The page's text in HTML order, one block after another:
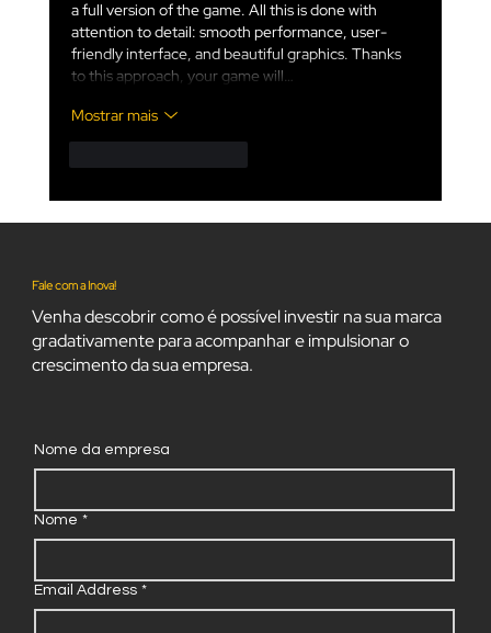
a full version of the game. All this is done with
attention to detail: smooth performance, user-
friendly interface, and beautiful graphics. Thanks
to this approach, your game will…
Mostrar mais
Fale com a Inova!
Venha descobrir como é possível investir na sua marca
gradativamente para acompanhar e impulsionar o
crescimento da sua empresa.
Nome da empresa
Nome *
Email Address *